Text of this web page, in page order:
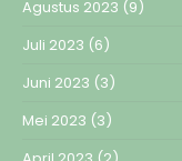
Agustus 2023 (9)
Juli 2023 (6)
Juni 2023 (3)
Mei 2023 (3)